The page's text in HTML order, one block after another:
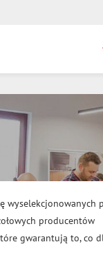
wyselekcjonowanych
producentów
gwarantują to, co